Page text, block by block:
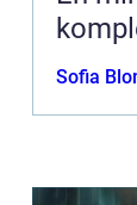
Sofia